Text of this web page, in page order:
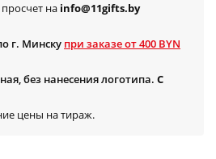
на info@11gifts.by
г. Минску при заказе от 400 BYN
без нанесения логотипа. С
цены на тираж.